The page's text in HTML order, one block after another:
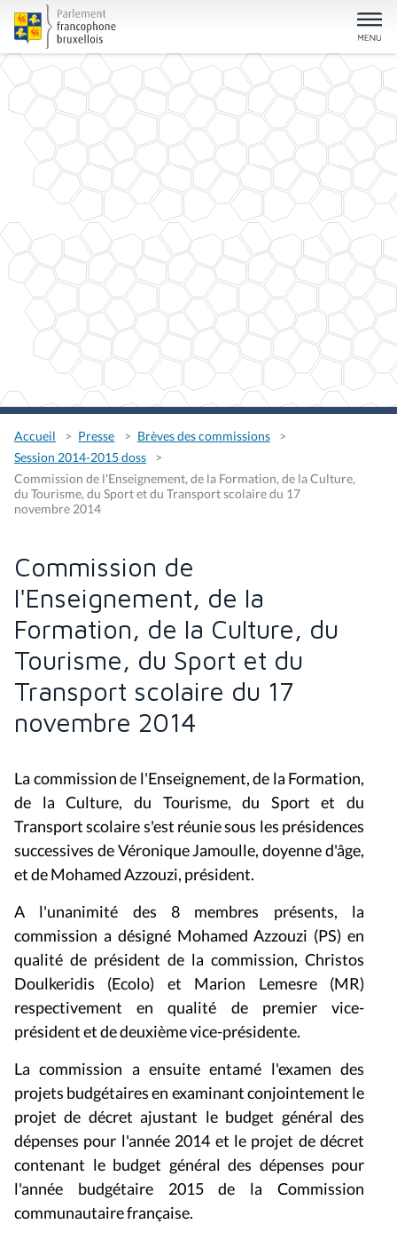
Accueil Presse
Brèves des commissions
Session 2014-2015 doss
Commission de l'Enseignement, de la Formation, de la Culture,
du Tourisme, du Sport et du Transport scolaire du 17
novembre 2014
Commission de
l'Enseignement, de la
Formation, de la Culture, du
Tourisme, du Sport et du
Transport scolaire du 17
novembre 2014
La commission de l'Enseignement, de la Formation,
de la Culture, du Tourisme, du Sport et du
Transport scolaire s'est réunie sous les présidences
successives de Véronique Jamoulle, doyenne d'âge,
et de Mohamed Azzouzi, président.
A l'unanimité des 8 membres présents, la
commission a désigné Mohamed Azzouzi (PS) en
qualité de président de la commission, Christos
Doulkeridis (Ecolo) et Marion Lemesre (MR)
respectivement en qualité de premier vice-
président et de deuxième vice-présidente.
La commission a ensuite entamé l'examen des
projets budgétaires en examinant conjointement le
projet de décret ajustant le budget général des
dépenses pour l'année 2014 et le projet de décret
contenant le budget général des dépenses pour
l'année budgétaire 2015 de la Commission
communautaire française.